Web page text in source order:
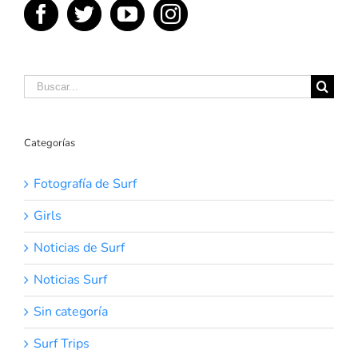
Buscar:
Categorías
Fotografía de Surf
Girls
Noticias de Surf
Noticias Surf
Sin categoría
Surf Trips